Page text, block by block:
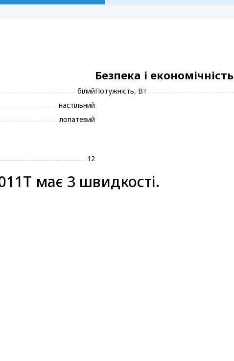
білий
настільний
лопатевий
Безпека і економічність
Потужність, Вт
12
має 3 швидкості.